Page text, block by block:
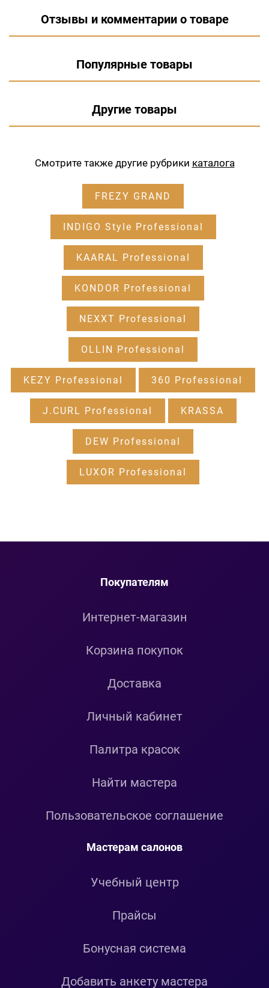
Отзывы и комментарии о товаре
Популярные товары
Другие товары
Смотрите также другие рубрики каталога
FREZY GRAND
INDIGO Style Professional
KAARAL Professional
KONDOR Professional
NEXXT Professional
OLLIN Professional
KEZY Professional 360 Professional
J.CURL Professional KRASSA
DEW Professional
LUXOR Professional
Покупателям
Интернет-магазин
Корзина покупок
Доставка
Личный кабинет
Палитра красок
Найти мастера
Пользовательское соглашение
Мастерам салонов
Учебный центр
Прайсы
Бонусная система
Добавить анкету мастера